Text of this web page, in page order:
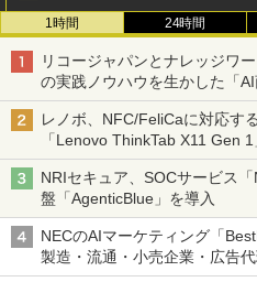
1時間 24時間
リコージャパンとナレッジワ
の実践ノウハウを生かした「
レノボ、NFC/FeliCaに対応す
「Lenovo ThinkTab X11 Gen
NRIセキュア、SOCサービス
盤「AgenticBlue」を導入
NECのAIマーケティング「
製造・流通・小売企業・広告